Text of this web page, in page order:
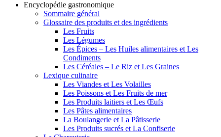
Encyclopédie gastronomique
Sommaire général
Glossaire des produits et des ingrédients
Les Fruits
Les Légumes
Les Épices – Les Huiles alimentaires et Les
Condiments
Les Céréales – Le Riz et Les Graines
Lexique culinaire
Les Viandes et Les Volailles
Les Poissons et Les Fruits de mer
Les Produits laitiers et Les Œufs
Les Pâtes alimentaires
La Boulangerie et La Pâtisserie
Les Produits sucrés et La Confiserie